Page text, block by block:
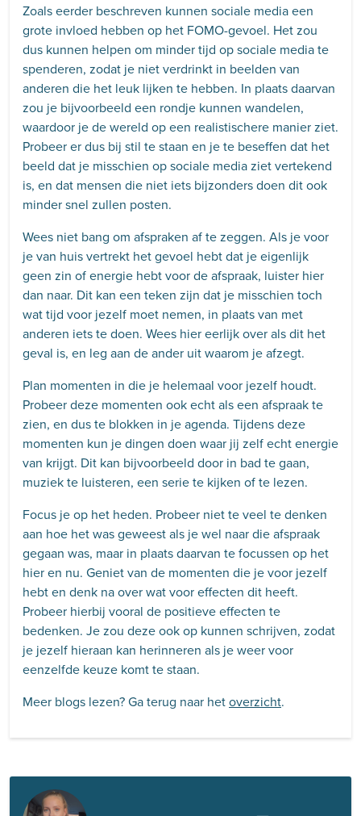
Zoals eerder beschreven kunnen sociale media een
grote invloed hebben op het FOMO-gevoel. Het zou
dus kunnen helpen om minder tijd op sociale media te
spenderen, zodat je niet verdrinkt in beelden van
anderen die het leuk lijken te hebben. In plaats daarvan
zou je bijvoorbeeld een rondje kunnen wandelen,
waardoor je de wereld op een realistischere manier ziet.
Probeer er dus bij stil te staan en je te beseffen dat het
beeld dat je misschien op sociale media ziet vertekend
is, en dat mensen die niet iets bijzonders doen dit ook
minder snel zullen posten.
Wees niet bang om afspraken af te zeggen. Als je voor
je van huis vertrekt het gevoel hebt dat je eigenlijk
geen zin of energie hebt voor de afspraak, luister hier
dan naar. Dit kan een teken zijn dat je misschien toch
wat tijd voor jezelf moet nemen, in plaats van met
anderen iets te doen. Wees hier eerlijk over als dit het
geval is, en leg aan de ander uit waarom je afzegt.
Plan momenten in die je helemaal voor jezelf houdt.
Probeer deze momenten ook echt als een afspraak te
zien, en dus te blokken in je agenda. Tijdens deze
momenten kun je dingen doen waar jij zelf echt energie
van krijgt. Dit kan bijvoorbeeld door in bad te gaan,
muziek te luisteren, een serie te kijken of te lezen.
Focus je op het heden. Probeer niet te veel te denken
aan hoe het was geweest als je wel naar die afspraak
gegaan was, maar in plaats daarvan te focussen op het
hier en nu. Geniet van de momenten die je voor jezelf
hebt en denk na over wat voor effecten dit heeft.
Probeer hierbij vooral de positieve effecten te
bedenken. Je zou deze ook op kunnen schrijven, zodat
je jezelf hieraan kan herinneren als je weer voor
eenzelfde keuze komt te staan.
Meer blogs lezen? Ga terug naar hetoverzicht.